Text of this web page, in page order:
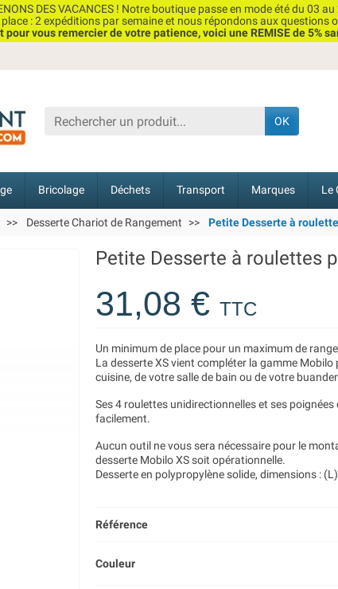
DES VACANCES ! Notre boutique passe en mode été du 03
: 2 expéditions par semaine et nous répondons aux questions
vous remercier de votre patience, voici une REMISE de 5%
OK
Bricolage Déchets Transport Marques Le
Desserte Chariot de Rangement Petite Desserte à
Petite Desserte à roulettes
31,08 €TTC
Un minimum de place pour un maximum de
La desserte XS vient compléter la gamme
cuisine, de votre salle de bain ou de votre
Ses 4 roulettes unidirectionnelles et ses
facilement.
Aucun outil ne vous sera nécessaire pour le
desserte Mobilo XS soit opérationnelle.
Desserte en polypropylène solide, dimensions :
Référence
Couleur